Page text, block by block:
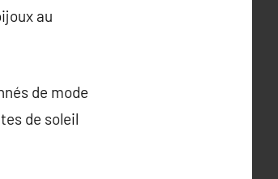
au
de mode
de soleil